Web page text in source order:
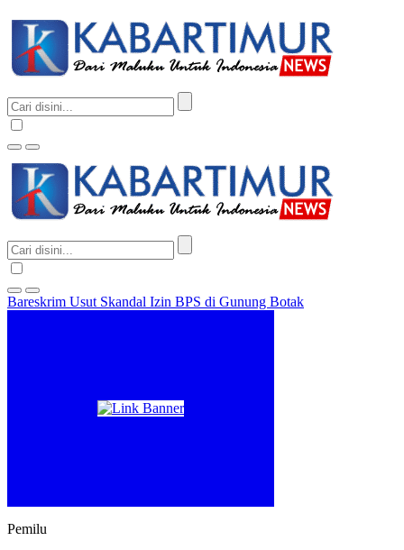
Bareskrim Usut Skandal Izin BPS di Gunung Botak
Pemilu